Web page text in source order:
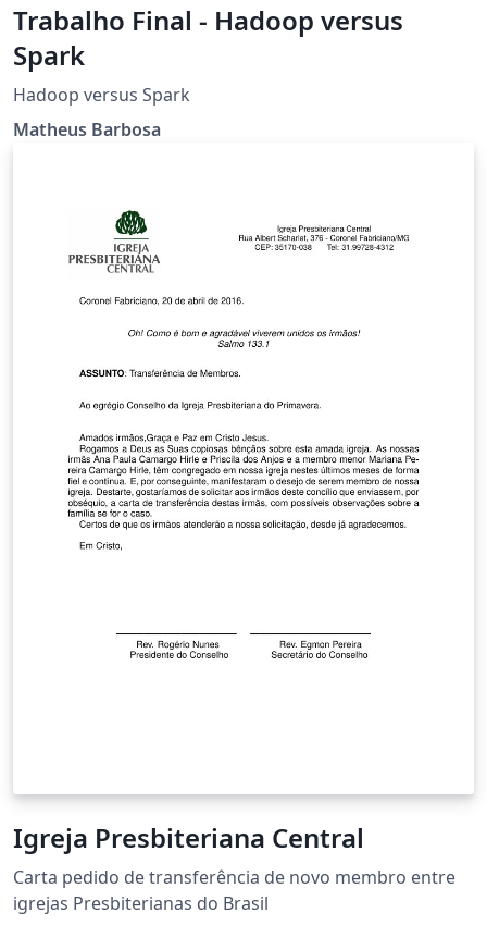
Trabalho Final - Hadoop versus
Spark
Hadoop versus Spark
Matheus Barbosa
Igreja Presbiteriana Central
Carta pedido de transferência de novo membro entre
igrejas Presbiterianas do Brasil